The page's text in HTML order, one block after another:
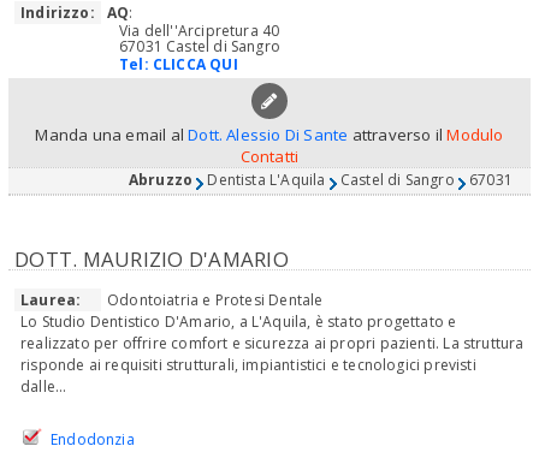
Indirizzo:
AQ:
Via dell''Arcipretura 40
67031 Castel di Sangro
Tel: CLICCA QUI
Manda una email alDott. Alessio Di Sante attraverso ilModulo
Contatti
Abruzzo Dentista L'Aquila Castel di Sangro 67031
DOTT. MAURIZIO D'AMARIO
Laurea:
Odontoiatria e Protesi Dentale
Lo Studio Dentistico D'Amario, a L'Aquila, è stato progettato e
realizzato per offrire comfort e sicurezza ai propri pazienti. La struttura
risponde ai requisiti strutturali, impiantistici e tecnologici previsti
dalle...
Endodonzia